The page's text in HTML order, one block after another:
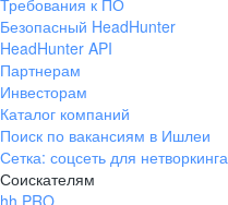
Безопасный HeadHunter
HeadHunter API
Партнерам
Инвесторам
Каталог компаний
Поиск по вакансиям в Ишлеи
Сетка: соцсеть для нетворкинга
Соискателям
hh PRO